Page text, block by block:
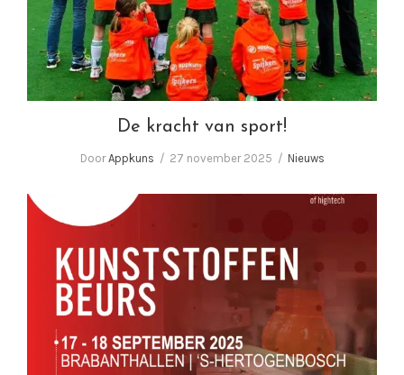
De kracht van sport!
DoorAppkuns 27 november 2025 Nieuws
Bezoekt u ons tijdens de Kunststoffenbeurs